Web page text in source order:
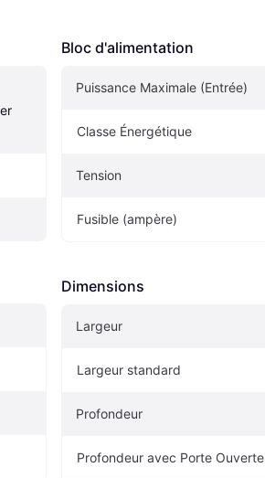
Bloc d'alimentation
Puissance Maximale (Entrée)
Classe Énergétique
Tension
Fusible (ampère)
Dimensions
Largeur
Largeur standard
Profondeur
Profondeur avec Porte Ouverte